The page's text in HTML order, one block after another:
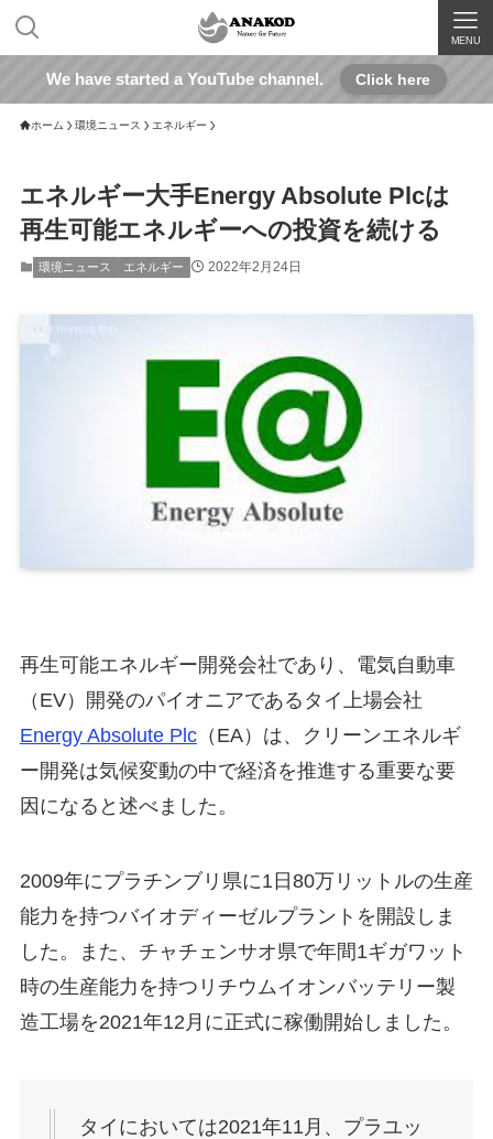
MENU
We have started a YouTube channel. Click here
ホーム 環境ニュース エネルギー
エネルギー大手Energy Absolute Plcは
再生可能エネルギーへの投資を続ける
環境ニュース エネルギー 2022年2月24日
再生可能エネルギー開発会社であり、電気自動車
（EV）開発のパイオニアであるタイ上場会社
Energy Absolute Plc（EA）は、クリーンエネルギ
ー開発は気候変動の中で経済を推進する重要な要
因になると述べました。
2009年にプラチンブリ県に1日80万リットルの生産
能力を持つバイオディーゼルプラントを開設しま
した。また、チャチェンサオ県で年間1ギガワット
時の生産能力を持つリチウムイオンバッテリー製
造工場を2021年12月に正式に稼働開始しました。
タイにおいては2021年11月、プラユッ